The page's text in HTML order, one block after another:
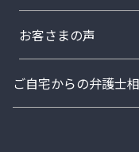
お客さまの声
ご自宅からの弁護士